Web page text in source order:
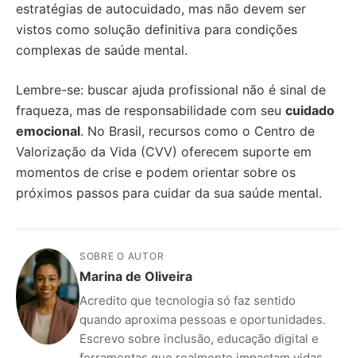
estratégias de autocuidado, mas não devem ser
vistos como solução definitiva para condições
complexas de saúde mental.
Lembre-se: buscar ajuda profissional não é sinal de
fraqueza, mas de responsabilidade com seu cuidado
emocional. No Brasil, recursos como o Centro de
Valorização da Vida (CVV) oferecem suporte em
momentos de crise e podem orientar sobre os
próximos passos para cuidar da sua saúde mental.
SOBRE O AUTOR
Marina de Oliveira
Acredito que tecnologia só faz sentido
quando aproxima pessoas e oportunidades.
Escrevo sobre inclusão, educação digital e